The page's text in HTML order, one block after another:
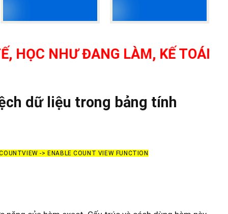
ĐANG LÀM, KẾ TOÁN TỔNG
dữ liệu trong bảng tính
-> ENABLE COUNT VIEW FUNCTION